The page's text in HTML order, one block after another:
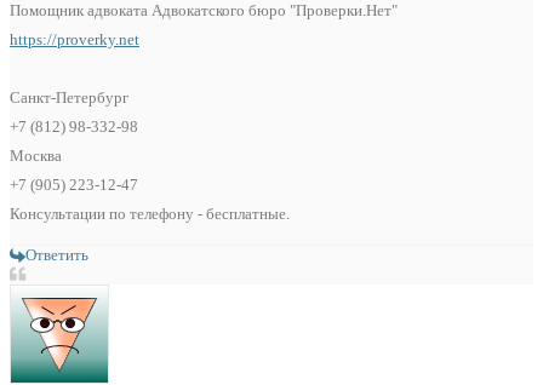
Помощник адвоката Адвокатского бюро "Проверки.Нет"
https://proverky.net
Санкт-Петербург
+7 (812) 98-332-98
Москва
+7 (905) 223-12-47
Консультации по телефону - бесплатные.
Ответить